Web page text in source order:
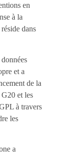
en
à la
dans
et a
de la
et les
à travers
les
a